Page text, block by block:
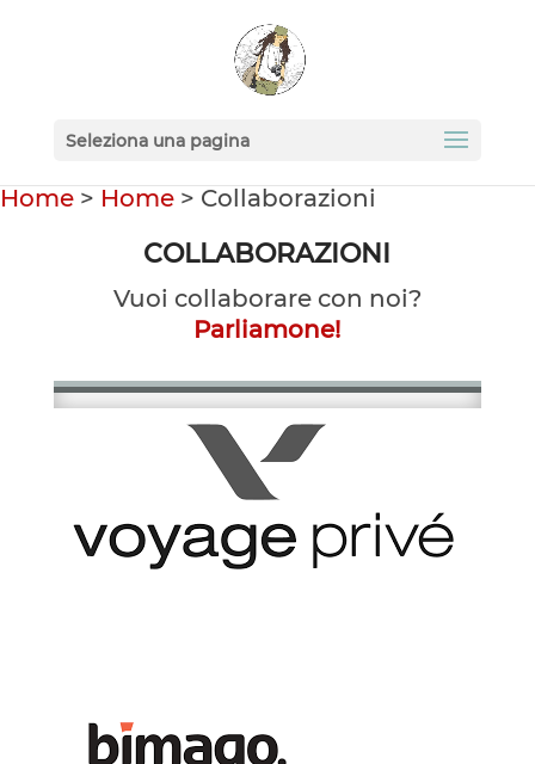
Seleziona una pagina
Home > Home > Collaborazioni
COLLABORAZIONI
Vuoi collaborare con noi?
Parliamone!